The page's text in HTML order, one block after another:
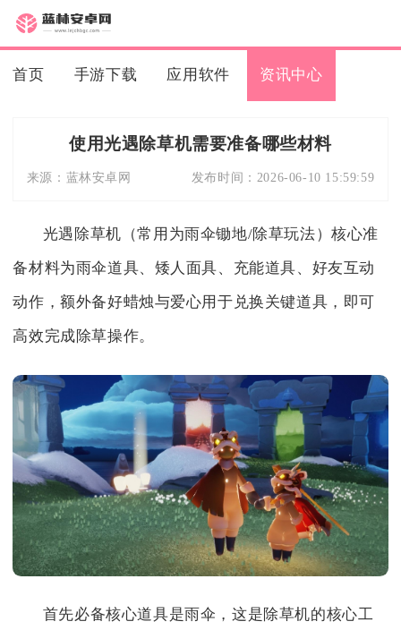
首页 手游下载 应用软件 资讯中心
使用光遇除草机需要准备哪些材料
来源： 蓝林安卓网 发布时间： 2026-06-10 15:59:59
光遇除草机（常用为雨伞锄地/除草玩法）核心准
备材料为雨伞道具、矮人面具、充能道具、好友互动
动作，额外备好蜡烛与爱心用于兑换关键道具，即可
高效完成除草操作。
首先必备核心道具是雨伞，这是除草机的核心工